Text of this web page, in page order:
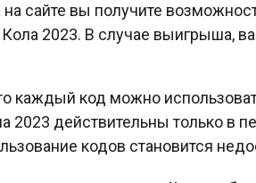
сайте вы получите
2023. В случае выигрыша,
каждый код можно
2023 действительны только в
кодов становится